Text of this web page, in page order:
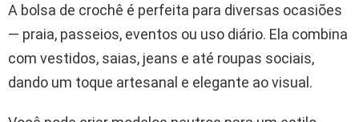
A bolsa de crochê é perfeita para diversas ocasiões
— praia, passeios, eventos ou uso diário. Ela combina
com vestidos, saias, jeans e até roupas sociais,
dando um toque artesanal e elegante ao visual.